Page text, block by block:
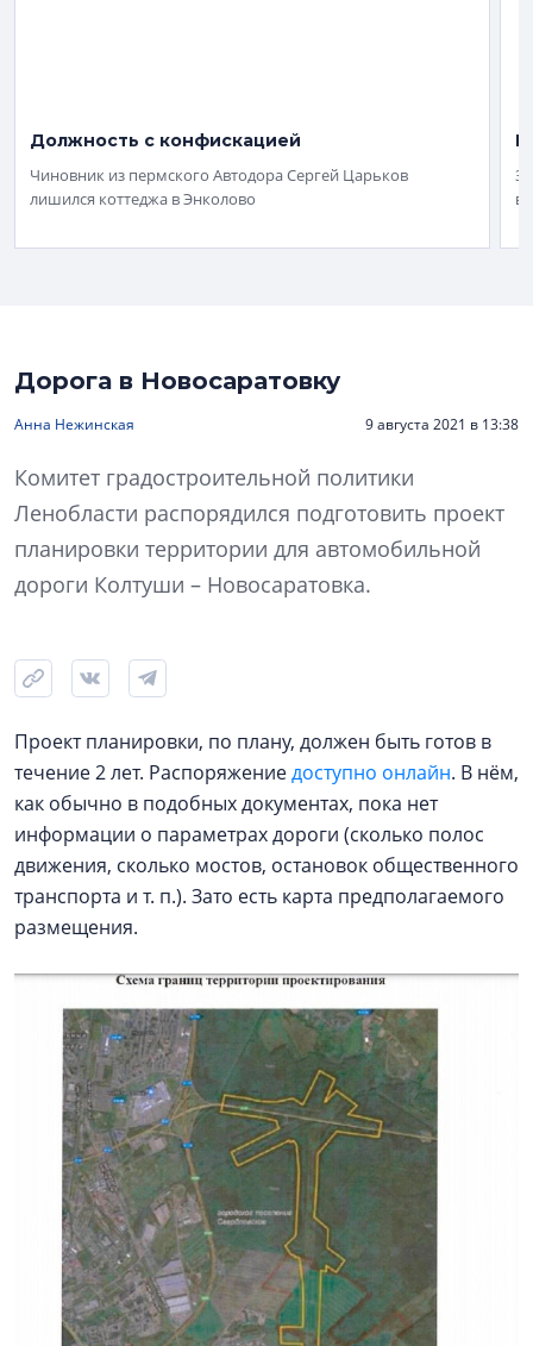
Должность с конфискацией
Чиновник из пермского Автодора Сергей Царьков
лишился коттеджа в Энколово
Дорога в Новосаратовку
Анна Нежинская 9 августа 2021 в 13:38
Комитет градостроительной политики
Ленобласти распорядился подготовить проект
планировки территории для автомобильной
дороги Колтуши – Новосаратовка.
Проект планировки, по плану, должен быть готов в
течение 2 лет. Распоряжениедоступно онлайн. В нём,
как обычно в подобных документах, пока нет
информации о параметрах дороги (сколько полос
движения, сколько мостов, остановок общественного
транспорта и т. п.). Зато есть карта предполагаемого
размещения.